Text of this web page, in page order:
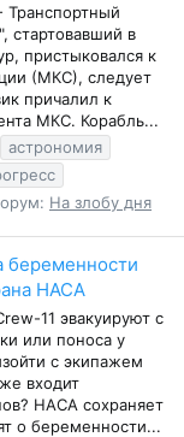
Транспортный
стартовавший в
пристыковался к
(МКС), следует
причалил к
МКС. Корабль...
астрономия
На злобу дня
беременности
НАСА
11 эвакуируют с
или поноса у
c экипажем
входит
НАСА сохраняет
о беременности...